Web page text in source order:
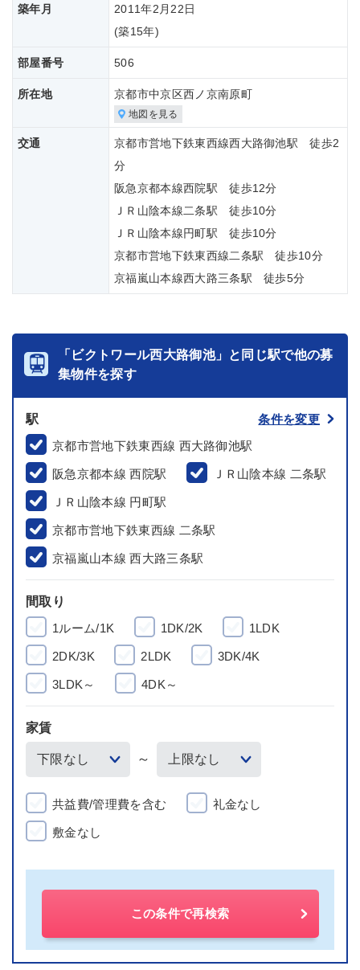
築年月
2011年2月22日
(築15年)
部屋番号 506
所在地 京都市中京区西ノ京南原町
地図を見る
交通
京都市営地下鉄東西線西大路御池駅 徒歩2
分
阪急京都本線西院駅 徒歩12分
ＪＲ山陰本線二条駅 徒歩10分
ＪＲ山陰本線円町駅 徒歩10分
京都市営地下鉄東西線二条駅 徒歩10分
京福嵐山本線西大路三条駅 徒歩5分
「ビクトワール西大路御池」と同じ駅で他の募
集物件を探す
駅
条件を変更
京都市営地下鉄東西線 西大路御池駅
阪急京都本線 西院駅 ＪＲ山陰本線 二条駅
ＪＲ山陰本線 円町駅
京都市営地下鉄東西線 二条駅
京福嵐山本線 西大路三条駅
間取り
1ルーム/1K
1DK/2K 1LDK
2DK/3K 2LDK 3DK/4K
3LDK～ 4DK～
家賃
～
共益費/管理費を含む 礼金なし
敷金なし
この条件で再検索